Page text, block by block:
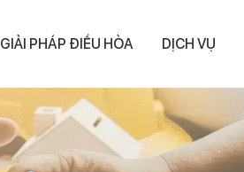
GIẢI PHÁP ĐIỀU HÒA DỊCH VỤ